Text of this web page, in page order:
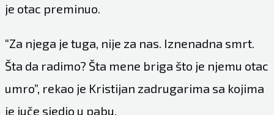
je otac preminuo.
“Za njega je tuga, nije za nas. Iznenadna smrt.
Šta da radimo? Šta mene briga što je njemu otac
umro”, rekao je Kristijan zadrugarima sa kojima
je juče sjedio u pabu.